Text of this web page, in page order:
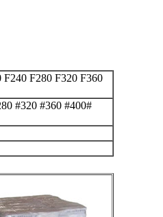
F280 F320 F360
#320 #360 #400#